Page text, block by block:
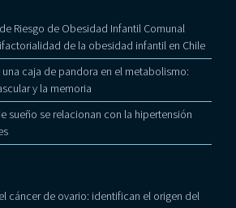
Riesgo de Obesidad Infantil Comunal
de la obesidad infantil en Chile
caja de pandora en el metabolismo:
y la memoria
sueño se relacionan con la hipertensión
cáncer de ovario: identifican el origen del